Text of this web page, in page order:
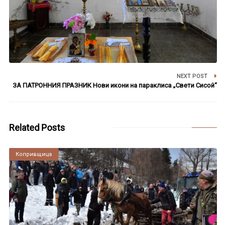
NEXT POST
ЗА ПАТРОННИЯ ПРАЗНИК Нови икони на параклиса „Свети Сисой“
Related Posts
Копривщица